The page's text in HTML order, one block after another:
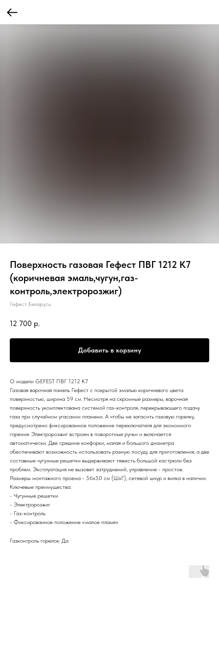
Поверхность газовая Гефест ПВГ 1212 К7
(коричневая эмаль,чугун,газ-
контроль,электророзжиг)
Гефест Беларусь
12 700 р.
Добавить в корзину
О модели GEFEST ПВГ 1212 К7
Газовая варочная панель Гефест с покрытой эмалью коричневого цвета
поверхностью, ширина 59 см. Несмотря на скромные размеры, варочная
поверхность укомплектована системой газ-контроля, перекрывающего подачу
газа при случайном угасании пламени. А чтобы не загасить газовую горелку,
предусмотрено фиксированное положение переключателя для экономного
горения. Электророзжиг встроен в поворотные ручки и включается
автоматически. Две средние конфорки, малая и большого диаметра
обеспечивают возможность использовать разную посуду для приготовления, а две
составные чугунные решетки выдерживают тяжесть большой кастрюли без
проблем. Эксплуатация не вызовет затруднений, управление - простое.
Размеры монтажного проема - 56x50 см (ШхГ), сетевой шнур и вилка в наличии.
Ключевые преимущества:
- Чугунные решетки
- Электророзжиг
- Газ-контроль
- Фиксированное положение «малое пламя»
Газконтроль горелок: Да